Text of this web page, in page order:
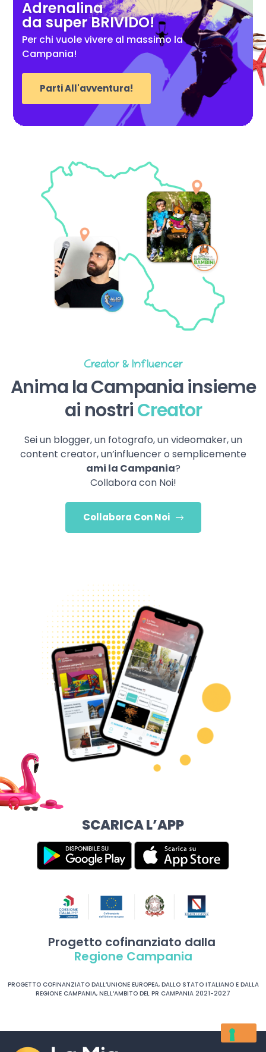
Adrenalina
da super BRIVIDO!
Per chi vuole vivere al massimo la
Campania!
Parti All'avventura!
Creator & Influencer
Anima la Campania insieme
ai nostriCreator
Sei un blogger, un fotografo, un videomaker, un
content creator, un’influencer o semplicemente
ami la Campania?
Collabora con Noi!
Collabora Con Noi
SCARICA L’APP
Progetto cofinanziato dalla
Regione Campania
PROGETTO COFINANZIATO DALL’UNIONE EUROPEA, DALLO STATO ITALIANO E DALLA
REGIONE CAMPANIA, NELL’AMBITO DEL PR CAMPANIA 2021-2027